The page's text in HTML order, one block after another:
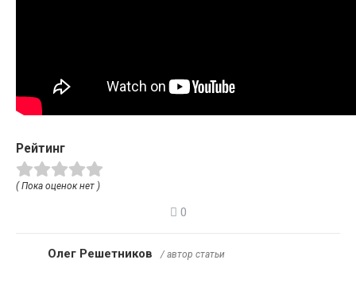
Рейтинг
( Пока оценок нет )
0
Олег Решетников / автор статьи